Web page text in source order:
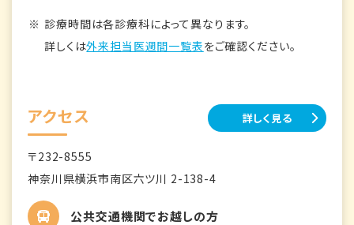
診療時間は各診療科によって異なります。
詳しくは外来担当医週間一覧表をご確認ください。
アクセス 詳しく見る
〒232-8555
神奈川県横浜市南区六ツ川 2-138-4
公共交通機関でお越しの方